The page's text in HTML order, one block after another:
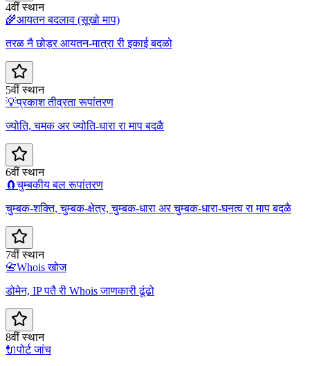
4वीं स्थान
🌾आयतन बदलाव (सूखो माप)
तरळ नै छोड़र आयतन-मात्रा री इकाई बदळो
5वीं स्थान
💡प्रकाश तीव्रता रूपांतरण
ज्योति, चमक अर ज्योति-धारा रा माप बदळै
6वीं स्थान
🧲चुम्बकीय बल रूपांतरण
चुम्बक-शक्ति, चुम्बक-क्षेत्र, चुम्बक-धारा अर चुम्बक-धारा-घनत्व रा माप बदळै
7वीं स्थान
📇Whois खोज
डोमेन, IP पतै री Whois जाणकारी ढूंढो
8वीं स्थान
🔌पोर्ट जांच